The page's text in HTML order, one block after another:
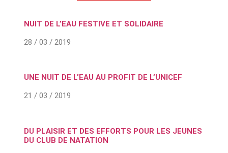
NUIT DE L’EAU FESTIVE ET SOLIDAIRE
28 / 03 / 2019
UNE NUIT DE L’EAU AU PROFIT DE L’UNICEF
21 / 03 / 2019
DU PLAISIR ET DES EFFORTS POUR LES JEUNES
DU CLUB DE NATATION